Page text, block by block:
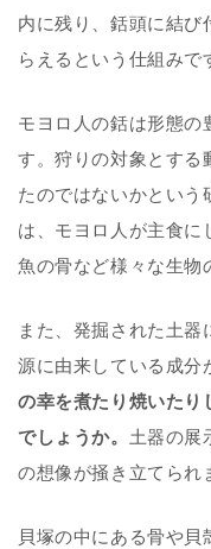
内に残り、銛頭に結び
らえるという仕組みで
モヨロ人の銛は形態の
す。狩りの対象とする
たのではないかという
は、モヨロ人が主食に
魚の骨など様々な生物
また、発掘された土
源に由来している成分
の幸を煮たり焼いたり
でしょうか。 土器の展
の想像が掻き立てられ
貝塚の中にある骨や